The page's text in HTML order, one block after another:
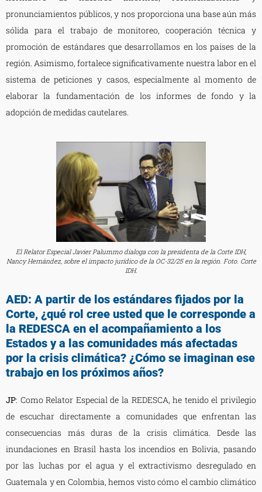
pronunciamientos públicos, y nos proporciona una base aún más
sólida para el trabajo de monitoreo, cooperación técnica y
promoción de estándares que desarrollamos en los países de la
región. Asimismo, fortalece significativamente nuestra labor en el
sistema de peticiones y casos, especialmente al momento de
elaborar la fundamentación de los informes de fondo y la
adopción de medidas cautelares.
El Relator Especial Javier Palummo dialoga con la presidenta de la Corte IDH,
Nancy Hernández, sobre el impacto jurídico de la OC-32/25 en la región. Foto. Corte
IDH.
AED: A partir de los estándares fijados por la
Corte, ¿qué rol cree usted que le corresponde a
la REDESCA en el acompañamiento a los
Estados y a las comunidades más afectadas
por la crisis climática? ¿Cómo se imaginan ese
trabajo en los próximos años?
JP: Como Relator Especial de la REDESCA, he tenido el privilegio
de escuchar directamente a comunidades que enfrentan las
consecuencias más duras de la crisis climática. Desde las
inundaciones en Brasil hasta los incendios en Bolivia, pasando
por las luchas por el agua y el extractivismo desregulado en
Guatemala y en Colombia, hemos visto cómo el cambio climático